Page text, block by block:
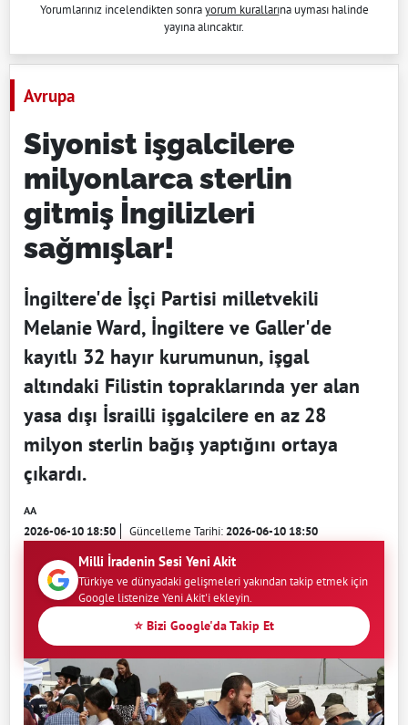
Yorumlarınız incelendikten sonrayorum kurallarına uyması halinde
yayına alıncaktır.
Avrupa
Siyonist işgalcilere
milyonlarca sterlin
gitmiş İngilizleri
sağmışlar!
İngiltere'de İşçi Partisi milletvekili
Melanie Ward, İngiltere ve Galler'de
kayıtlı 32 hayır kurumunun, işgal
altındaki Filistin topraklarında yer alan
yasa dışı İsrailli işgalcilere en az 28
milyon sterlin bağış yaptığını ortaya
çıkardı.
AA
2026-06-10 18:50 Güncelleme Tarihi:2026-06-10 18:50
Milli İradenin Sesi Yeni Akit
Türkiye ve dünyadaki gelişmeleri yakından takip etmek için
Google listenize Yeni Akit'i ekleyin.
⭐ Bizi Google'da Takip Et